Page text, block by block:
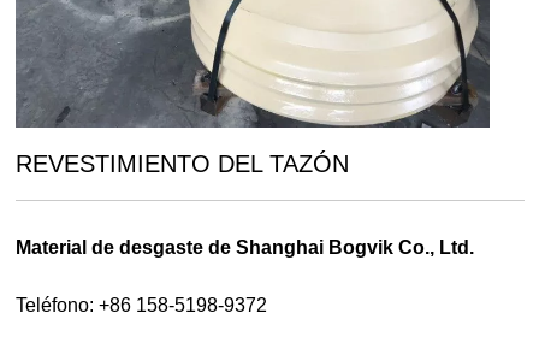
REVESTIMIENTO DEL TAZÓN
Material de desgaste de Shanghai Bogvik Co., Ltd.
Teléfono: +86 158-5198-9372